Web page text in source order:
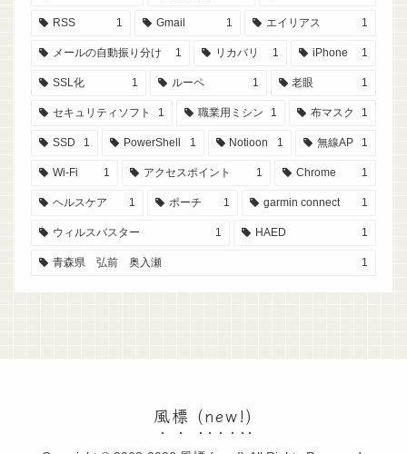
RSS 1 Gmail 1 エイリアス 1
メールの自動振り分け 1 リカバリ 1 iPhone 1
SSL化 1 ルーペ 1 老眼 1
セキュリティソフト 1 職業用ミシン 1 布マスク 1
SSD 1 PowerShell 1 Notioon 1 無線AP 1
Wi-Fi 1 アクセスポイント 1 Chrome 1
ヘルスケア 1 ポーチ 1 garmin connect 1
ウィルスバスター 1 HAED 1
青森県 弘前 奥入瀬 1
風標 (new!)